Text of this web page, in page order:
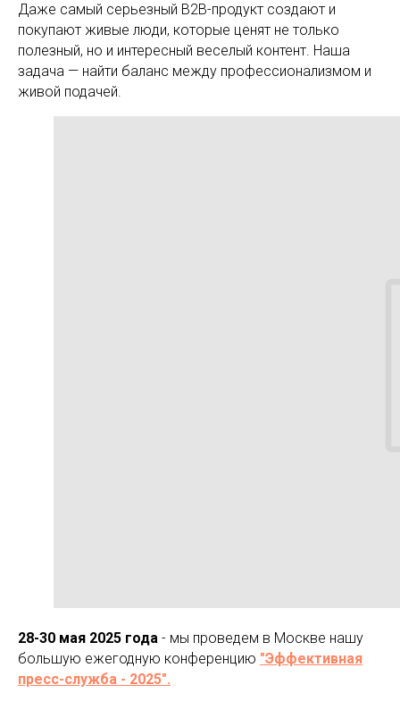
Даже самый серьезный B2B-продукт создают и
покупают живые люди, которые ценят не только
полезный, но и интересный веселый контент. Наша
задача — найти баланс между профессионализмом и
живой подачей.
28-30 мая 2025 года - мы проведем в Москве нашу
большую ежегодную конференцию "Эффективная
пресс-служба - 2025".